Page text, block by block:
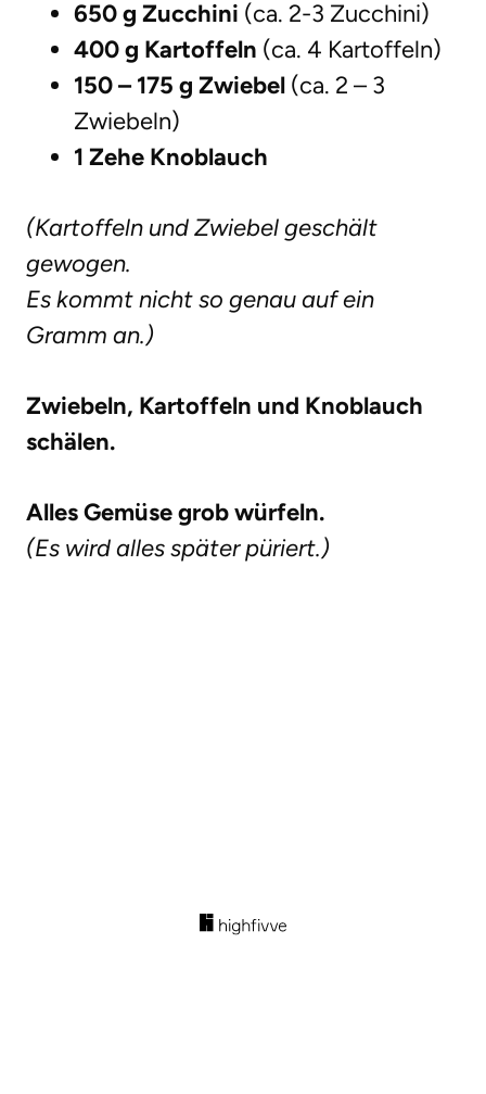
650 g Zucchini (ca. 2-3 Zucchini)
400 g Kartoffeln (ca. 4 Kartoffeln)
150 – 175 g Zwiebel (ca. 2 – 3
Zwiebeln)
1 Zehe Knoblauch
(Kartoffeln und Zwiebel geschält
gewogen.
Es kommt nicht so genau auf ein
Gramm an.)
Zwiebeln, Kartoffeln und Knoblauch
schälen.
Alles Gemüse grob würfeln.
(Es wird alles später püriert.)